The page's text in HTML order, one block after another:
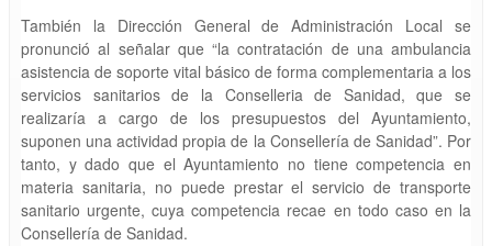
También la Dirección General de Administración Local se
pronunció al señalar que “la contratación de una ambulancia
asistencia de soporte vital básico de forma complementaria a los
servicios sanitarios de la Conselleria de Sanidad, que se
realizaría a cargo de los presupuestos del Ayuntamiento,
suponen una actividad propia de la Consellería de Sanidad”. Por
tanto, y dado que el Ayuntamiento no tiene competencia en
materia sanitaria, no puede prestar el servicio de transporte
sanitario urgente, cuya competencia recae en todo caso en la
Consellería de Sanidad.